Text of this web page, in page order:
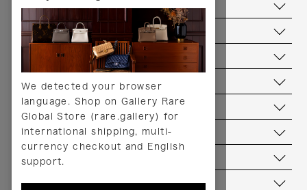
We detected your browser
language. Shop on Gallery Rare
Global Store (rare.gallery) for
international shipping, multi-
currency checkout and English
support.
お支払いについて
配送について
送料について
返品について
サービス
ヘルプ
お問い合わせ
当店について